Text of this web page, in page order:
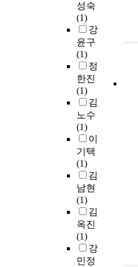
성숙
(1)
강
윤구
(1)
정
한진
(1)
김
노수
(1)
이
기택
(1)
김
남현
(1)
김
옥진
(1)
강
민정